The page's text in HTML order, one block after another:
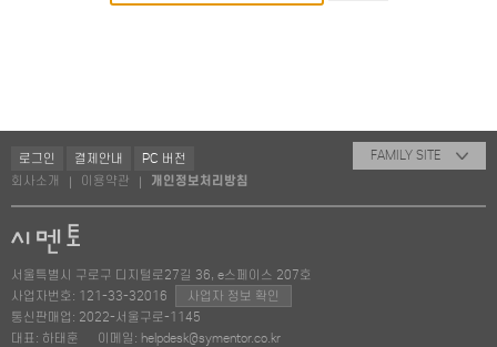
로그인 결제안내
PC 버전
회사소개
이용약관 개인정보처리방침
FAMILY SITE
서울특별시 구로구 디지털로27길 36, e스페이스 207호
사업자번호: 121-33-32016
사업자 정보 확인
통신판매업: 2022-서울구로-1145
대표: 하태훈
이메일: helpdesk@symentor.co.kr